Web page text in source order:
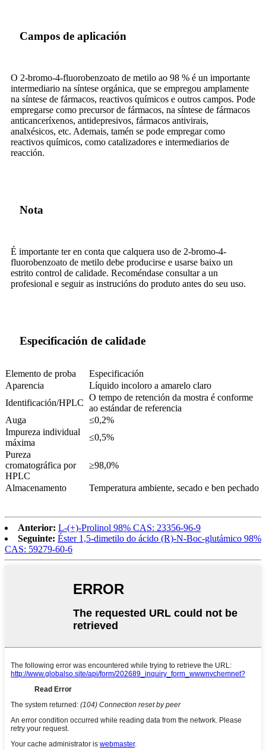
Campos de aplicación
O 2-bromo-4-fluorobenzoato de metilo ao 98 % é un importante
intermediario na síntese orgánica, que se empregou amplamente
na síntese de fármacos, reactivos químicos e outros campos. Pode
empregarse como precursor de fármacos, na síntese de fármacos
anticanceríxenos, antidepresivos, fármacos antivirais,
analxésicos, etc. Ademais, tamén se pode empregar como
reactivos químicos, como catalizadores e intermediarios de
reacción.
Nota
É importante ter en conta que calquera uso de 2-bromo-4-
fluorobenzoato de metilo debe producirse e usarse baixo un
estrito control de calidade. Recoméndase consultar a un
profesional e seguir as instrucións do produto antes do seu uso.
Especificación de calidade
Elemento de proba
Especificación
Aparencia
Líquido incoloro a amarelo claro
Identificación/HPLC
O tempo de retención da mostra é conforme
ao estándar de referencia
Auga
≤0,2%
Impureza individual
máxima
≤0,5%
Pureza
cromatográfica por
HPLC
≥98,0%
Almacenamento Temperatura ambiente, secado e ben pechado
Anterior: L-(+)-Prolinol 98% CAS: 23356-96-9
Seguinte: Éster 1,5-dimetilo do ácido (R)-N-Boc-glutámico 98%
CAS: 59279-60-6